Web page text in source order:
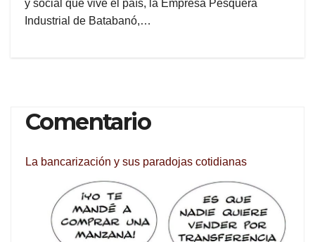
y social que vive el país, la Empresa Pesquera
Industrial de Batabanó,…
Comentario
La bancarización y sus paradojas cotidianas